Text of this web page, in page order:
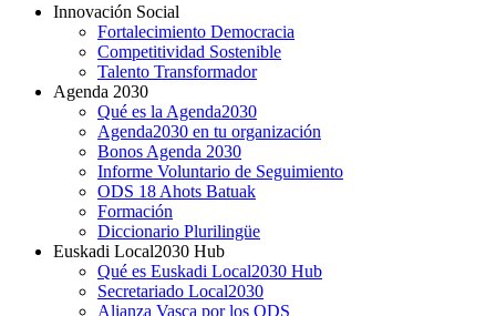
Innovación Social
Fortalecimiento Democracia
Competitividad Sostenible
Talento Transformador
Agenda 2030
Qué es la Agenda2030
Agenda2030 en tu organización
Bonos Agenda 2030
Informe Voluntario de Seguimiento
ODS 18 Ahots Batuak
Formación
Diccionario Plurilingüe
Euskadi Local2030 Hub
Qué es Euskadi Local2030 Hub
Secretariado Local2030
Alianza Vasca por los ODS